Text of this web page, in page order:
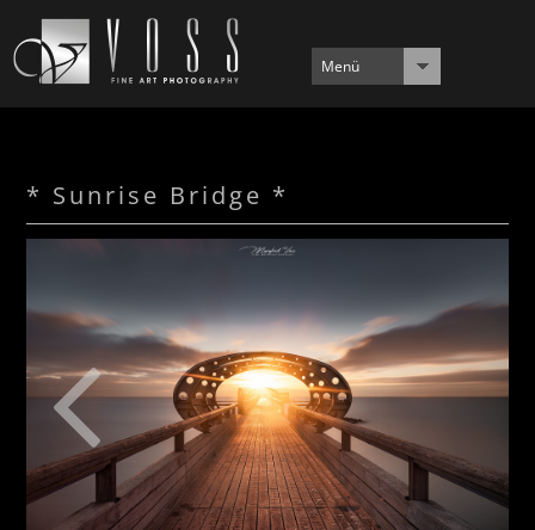
Menü
* Sunrise Bridge *